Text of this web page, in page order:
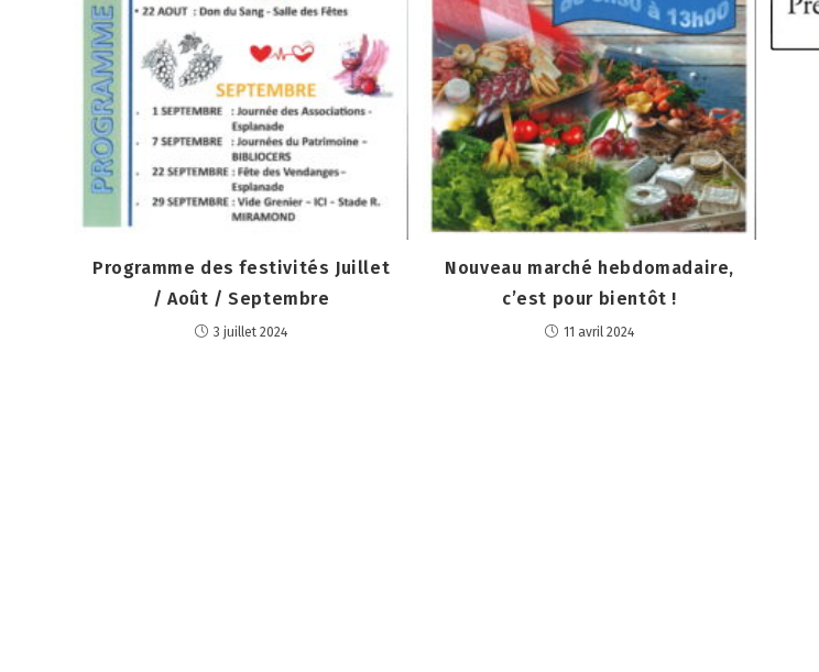
Programme des festivités Juillet
/ Août / Septembre
3 juillet 2024
Nouveau marché hebdomadaire,
c’est pour bientôt !
11 avril 2024